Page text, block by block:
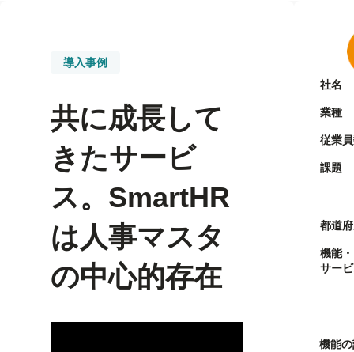
導入事例
共に成長して
きたサービ
ス。SmartHR
は人事マスタ
の中心的存在
社名
業種
従業
課題
都道
機能・
サー
機能